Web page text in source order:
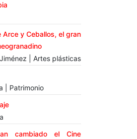
Arce y Ceballos, el gran
| Artes plásticas
| Patrimonio
cambiado el Cine